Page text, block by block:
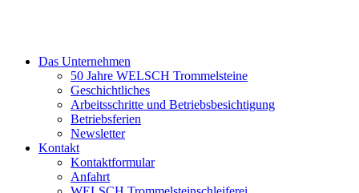
Das Unternehmen
50 Jahre WELSCH Trommelsteine
Geschichtliches
Arbeitsschritte und Betriebsbesichtigung
Betriebsferien
Newsletter
Kontakt
Kontaktformular
Anfahrt